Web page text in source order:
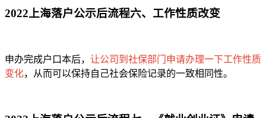
2022上海落户公示后流程六、工作性质改变
申办完成户口本后， 让公司到社保部门申请办理一下工作性质
变化，从而可以保持自己社会保险记录的一致相同性。